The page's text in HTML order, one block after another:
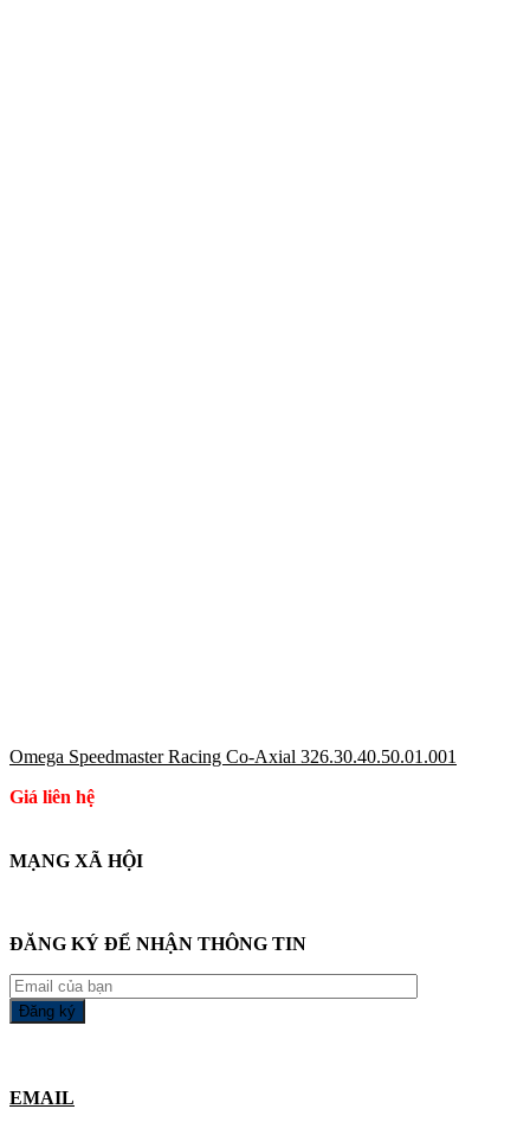
Omega Speedmaster Racing Co-Axial 326.30.40.50.01.001
Giá liên hệ
MẠNG XÃ HỘI
ĐĂNG KÝ ĐỂ NHẬN THÔNG TIN
EMAIL